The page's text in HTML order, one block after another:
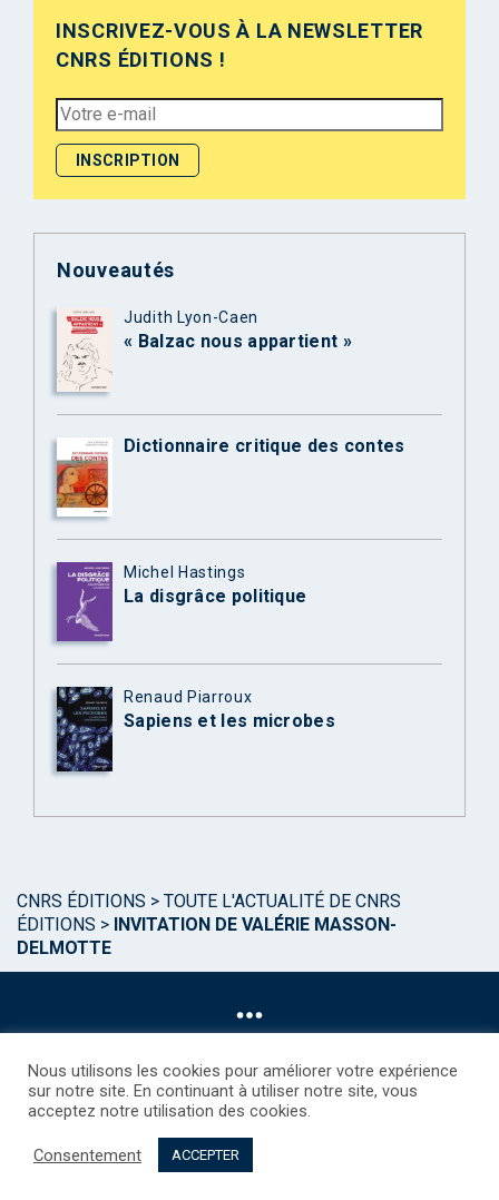
INSCRIVEZ-VOUS À LA NEWSLETTER
CNRS ÉDITIONS !
Nouveautés
Judith Lyon-Caen
« Balzac nous appartient »
Dictionnaire critique des contes
Michel Hastings
La disgrâce politique
Renaud Piarroux
Sapiens et les microbes
CNRS ÉDITIONS > TOUTE L'ACTUALITÉ DE CNRS
ÉDITIONS > INVITATION DE VALÉRIE MASSON-
DELMOTTE
©CNRS EDITIONS 2025
Droits étrangers / Foreign rights
Nous utilisons les cookies pour améliorer votre expérience
sur notre site. En continuant à utiliser notre site, vous
acceptez notre utilisation des cookies.
Consentement ACCEPTER